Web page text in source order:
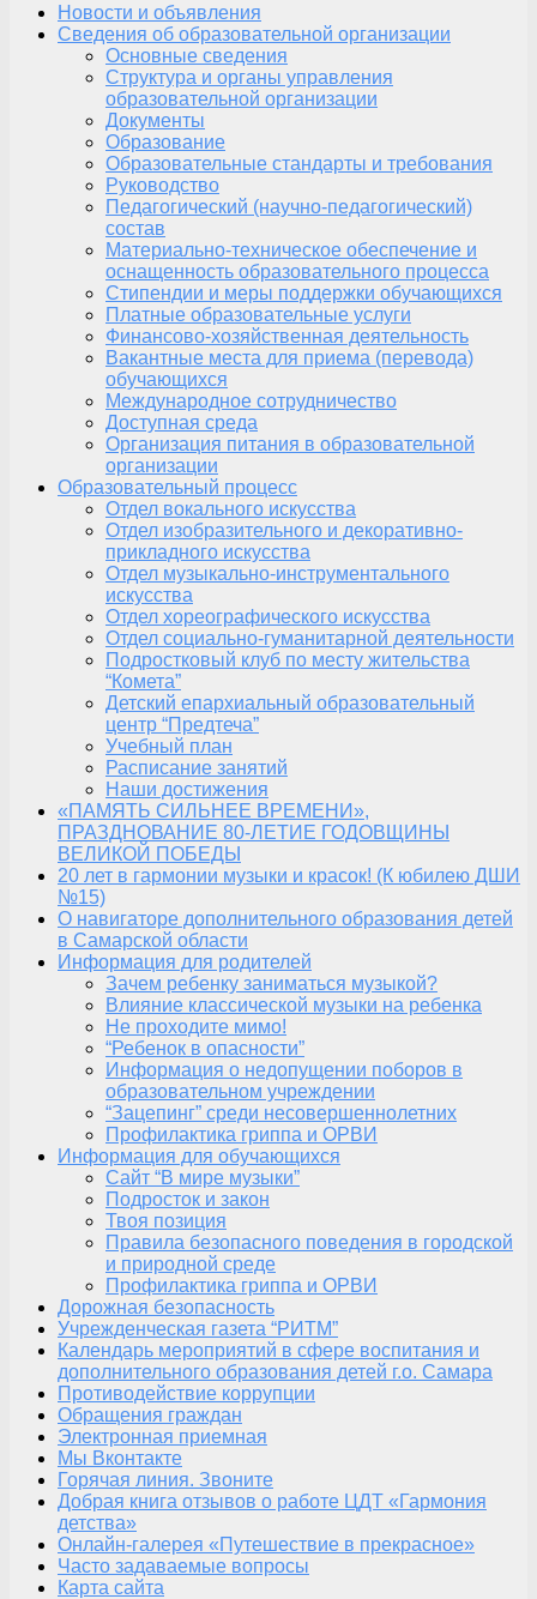
Новости и объявления
Сведения об образовательной организации
Основные сведения
Структура и органы управления
образовательной организации
Документы
Образование
Образовательные стандарты и требования
Руководство
Педагогический (научно-педагогический)
состав
Материально-техническое обеспечение и
оснащенность образовательного процесса
Стипендии и меры поддержки обучающихся
Платные образовательные услуги
Финансово-хозяйственная деятельность
Вакантные места для приема (перевода)
обучающихся
Международное сотрудничество
Доступная среда
Организация питания в образовательной
организации
Образовательный процесс
Отдел вокального искусства
Отдел изобразительного и декоративно-
прикладного искусства
Отдел музыкально-инструментального
искусства
Отдел хореографического искусства
Отдел социально-гуманитарной деятельности
Подростковый клуб по месту жительства
“Комета”
Детский епархиальный образовательный
центр “Предтеча”
Учебный план
Расписание занятий
Наши достижения
«ПАМЯТЬ СИЛЬНЕЕ ВРЕМЕНИ»,
ПРАЗДНОВАНИЕ 80-ЛЕТИЕ ГОДОВЩИНЫ
ВЕЛИКОЙ ПОБЕДЫ
20 лет в гармонии музыки и красок! (К юбилею ДШИ
№15)
О навигаторе дополнительного образования детей
в Самарской области
Информация для родителей
Зачем ребенку заниматься музыкой?
Влияние классической музыки на ребенка
Не проходите мимо!
“Ребенок в опасности”
Информация о недопущении поборов в
образовательном учреждении
“Зацепинг” среди несовершеннолетних
Профилактика гриппа и ОРВИ
Информация для обучающихся
Сайт “В мире музыки”
Подросток и закон
Твоя позиция
Правила безопасного поведения в городской
и природной среде
Профилактика гриппа и ОРВИ
Дорожная безопасность
Учрежденческая газета “РИТМ”
Календарь мероприятий в сфере воспитания и
дополнительного образования детей г.о. Самара
Противодействие коррупции
Обращения граждан
Электронная приемная
Мы Вконтакте
Горячая линия. Звоните
Добрая книга отзывов о работе ЦДТ «Гармония
детства»
Онлайн-галерея «Путешествие в прекрасное»
Часто задаваемые вопросы
Карта сайта